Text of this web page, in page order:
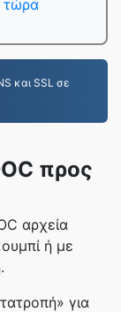
τώρα
και SSL σε
προς
αρχεία
ή με
για